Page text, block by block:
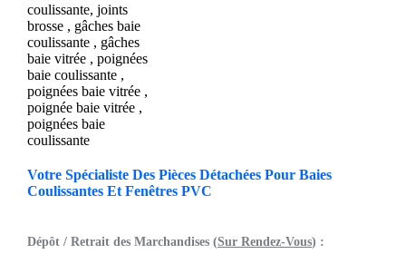
Votre Spécialiste Des Pièces Détachées Pour Baies
Coulissantes Et Fenêtres PVC
Dépôt / Retrait des Marchandises (Sur Rendez-Vous) :